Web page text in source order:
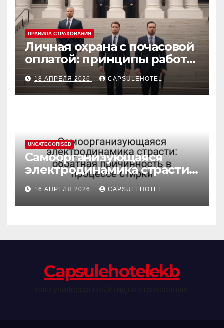
ПРАВИЛА СТРАХОВАНИЯ
Личная охрана с почасовой
оплатой: принципы работы
и правовые аспекты
18 АПРЕЛЯ 2026 CAPSULEHOTEL
UNCATEGORISED
Самоорганизующаяся
электродинамика страсти:
обратная причинность в
процессе стирки
16 АПРЕЛЯ 2026 CAPSULEHOTEL
Сapsulehotelekb